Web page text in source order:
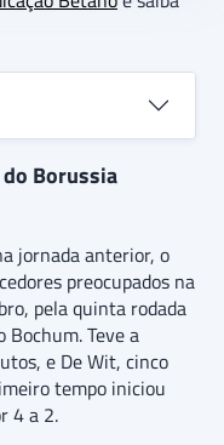
Borussia
jornada anterior, o
preocupados na
pela quinta rodada
Teve a
e De Wit, cinco
tempo iniciou
4 a 2.